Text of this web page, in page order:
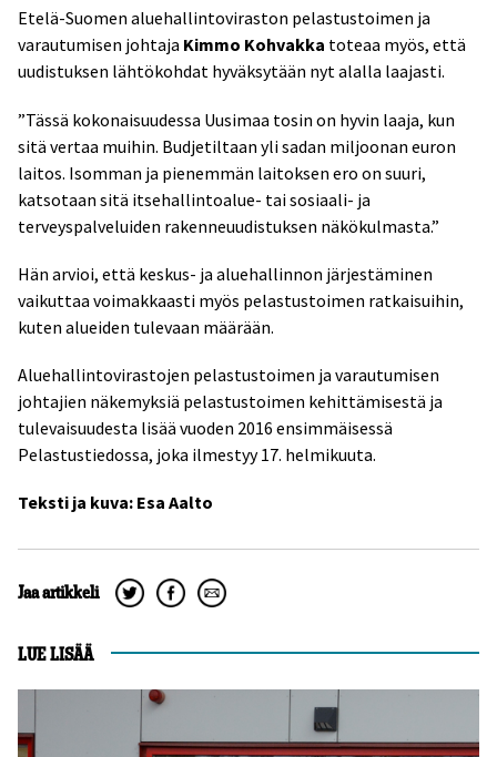
Etelä-Suomen aluehallintoviraston pelastustoimen ja
varautumisen johtaja Kimmo Kohvakka toteaa myös, että
uudistuksen lähtökohdat hyväksytään nyt alalla laajasti.
”Tässä kokonaisuudessa Uusimaa tosin on hyvin laaja, kun
sitä vertaa muihin. Budjetiltaan yli sadan miljoonan euron
laitos. Isomman ja pienemmän laitoksen ero on suuri,
katsotaan sitä itsehallintoalue- tai sosiaali- ja
terveyspalveluiden rakenneuudistuksen näkökulmasta.”
Hän arvioi, että keskus- ja aluehallinnon järjestäminen
vaikuttaa voimakkaasti myös pelastustoimen ratkaisuihin,
kuten alueiden tulevaan määrään.
Aluehallintovirastojen pelastustoimen ja varautumisen
johtajien näkemyksiä pelastustoimen kehittämisestä ja
tulevaisuudesta lisää vuoden 2016 ensimmäisessä
Pelastustiedossa, joka ilmestyy 17. helmikuuta.
Teksti ja kuva: Esa Aalto
Jaa artikkeli
LUE LISÄÄ